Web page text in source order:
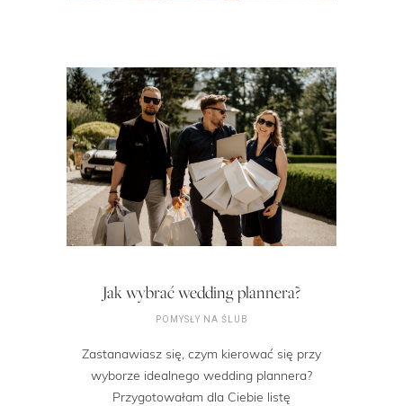
Jak wybrać wedding plannera?
POMYSŁY NA ŚLUB
Zastanawiasz się, czym kierować się przy
wyborze idealnego wedding plannera?
Przygotowałam dla Ciebie listę